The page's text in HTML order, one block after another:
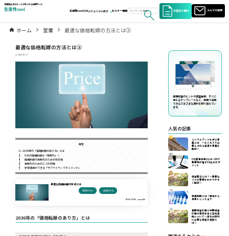
生産性向上のヒントが見つかる情報サイト
生産性naviとはカテゴリから探す セミナー情報 お役立ち資料 メルマガ登録
ホーム 営業 最適な価格転嫁の方法とは③
最適な価格転嫁の方法とは③
2025.10.17
目次
2030年の「価格転嫁のあり方」とは
B2Bの価格転嫁は「自動化」へ
価格転嫁の自動化のための方向性
自動化のための二つの前提
安定調達ができる「サプライヤーマネジメント」
最適な価格転嫁の方法とは
①はこちら ②はこちら
READ MORE
2030年の「価格転嫁のあり方」とは
業務改善のヒントや調査結果、すぐに
使えるテンプレートなど、実務で活用
できるさまざまな資料を取り揃えてい
ます。
人気の記事
01
リベラルアーツを学ぶ意
義とは ～ビジネスで必
要とされる背景や意義を
解説～
02
CX(顧客体験)とは～DXで
重要性が増すCX向上のポ
イント
03
経営理念とは？～重要な
３つの要素をわかりやす
く解説～
等級制度とは？基本から
最新トレンドまで
05
長期経営計画と中期経営
計画の策定方法と具体実
例について〜変化の時代
に必要な経営の指針と
は〜